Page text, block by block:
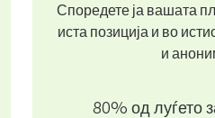
Споредете ја вашата
иста позиција и во
и
80% од луѓето